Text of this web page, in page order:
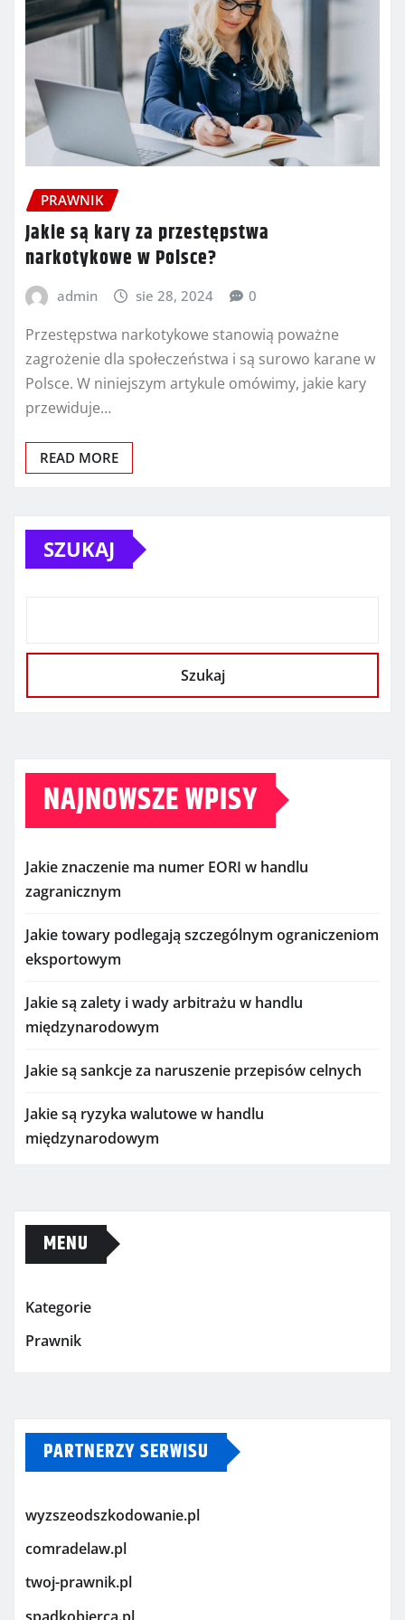
PRAWNIK
Jakie są kary za przestępstwa
narkotykowe w Polsce?
admin sie 28, 2024 0
Przestępstwa narkotykowe stanowią poważne
zagrożenie dla społeczeństwa i są surowo karane w
Polsce. W niniejszym artykule omówimy, jakie kary
przewiduje…
READ MORE
SZUKAJ
Szukaj
NAJNOWSZE WPISY
Jakie znaczenie ma numer EORI w handlu
zagranicznym
Jakie towary podlegają szczególnym ograniczeniom
eksportowym
Jakie są zalety i wady arbitrażu w handlu
międzynarodowym
Jakie są sankcje za naruszenie przepisów celnych
Jakie są ryzyka walutowe w handlu
międzynarodowym
MENU
Kategorie
Prawnik
PARTNERZY SERWISU
wyzszeodszkodowanie.pl
comradelaw.pl
twoj-prawnik.pl